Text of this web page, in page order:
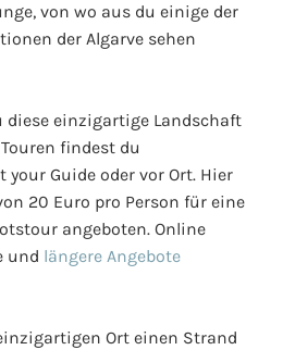
von wo aus du einige der
der Algarve sehen
diese einzigartige Landschaft
findest du
your Guide oder vor Ort. Hier
20 Euro pro Person für eine
angeboten. Online
und längere Angebote
Ort einen Strand